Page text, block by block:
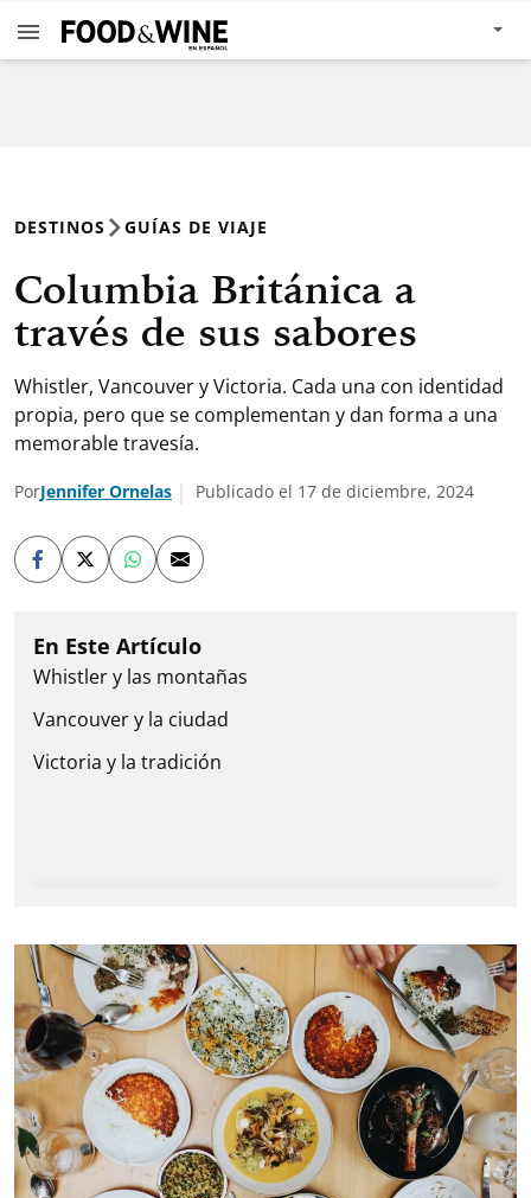
DESTINOS GUÍAS DE VIAJE
Columbia Británica a
través de sus sabores
Whistler, Vancouver y Victoria. Cada una con identidad
propia, pero que se complementan y dan forma a una
memorable travesía.
PorJennifer Ornelas Publicado el 17 de diciembre, 2024
Whistler y las montañas
Vancouver y la ciudad
Victoria y la tradición